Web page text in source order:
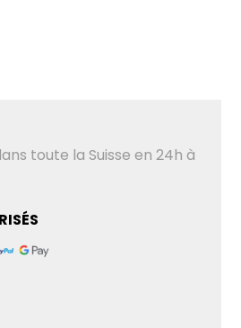
toute la Suisse en 24h à